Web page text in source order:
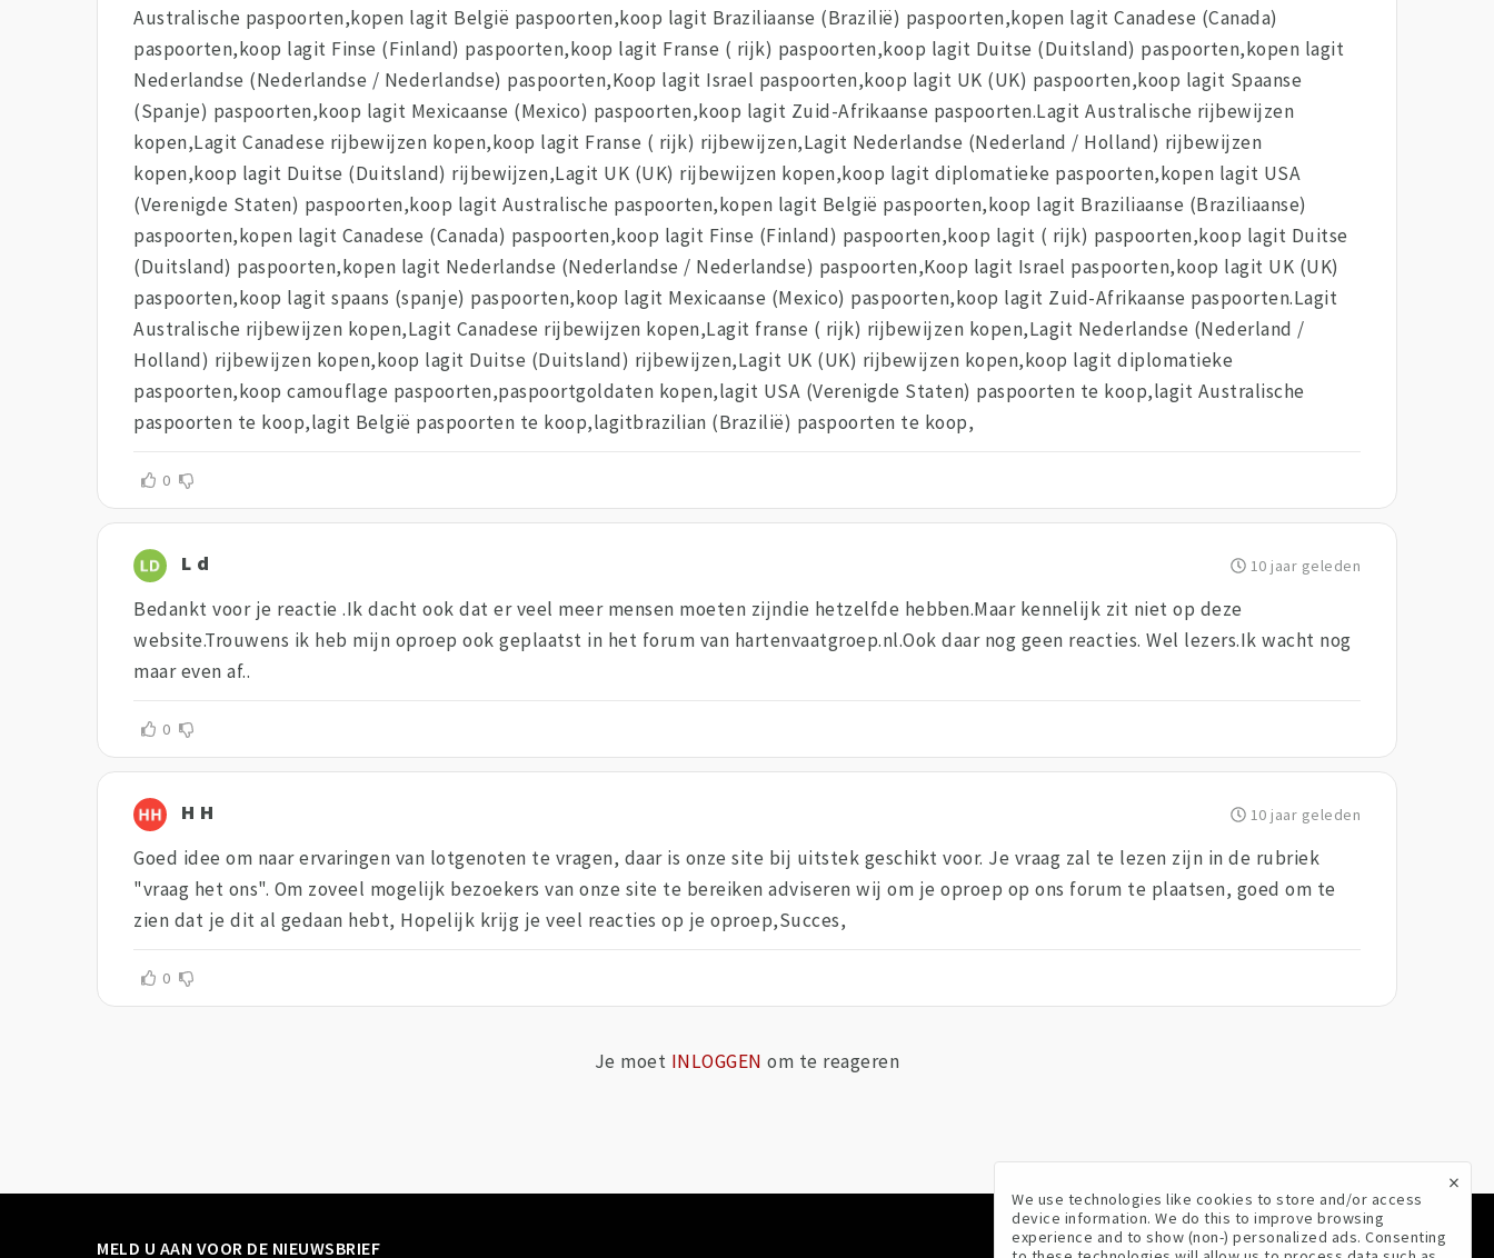
Australische paspoorten,kopen lagit België paspoorten,koop lagit Braziliaanse (Brazilië) paspoorten,kopen lagit Canadese (Canada)
paspoorten,koop lagit Finse (Finland) paspoorten,koop lagit Franse ( rijk) paspoorten,koop lagit Duitse (Duitsland) paspoorten,kopen lagit
Nederlandse (Nederlandse / Nederlandse) paspoorten,Koop lagit Israel paspoorten,koop lagit UK (UK) paspoorten,koop lagit Spaanse
(Spanje) paspoorten,koop lagit Mexicaanse (Mexico) paspoorten,koop lagit Zuid-Afrikaanse paspoorten.Lagit Australische rijbewijzen
kopen,Lagit Canadese rijbewijzen kopen,koop lagit Franse ( rijk) rijbewijzen,Lagit Nederlandse (Nederland / Holland) rijbewijzen
kopen,koop lagit Duitse (Duitsland) rijbewijzen,Lagit UK (UK) rijbewijzen kopen,koop lagit diplomatieke paspoorten,kopen lagit USA
(Verenigde Staten) paspoorten,koop lagit Australische paspoorten,kopen lagit België paspoorten,koop lagit Braziliaanse (Braziliaanse)
paspoorten,kopen lagit Canadese (Canada) paspoorten,koop lagit Finse (Finland) paspoorten,koop lagit ( rijk) paspoorten,koop lagit Duitse
(Duitsland) paspoorten,kopen lagit Nederlandse (Nederlandse / Nederlandse) paspoorten,Koop lagit Israel paspoorten,koop lagit UK (UK)
paspoorten,koop lagit spaans (spanje) paspoorten,koop lagit Mexicaanse (Mexico) paspoorten,koop lagit Zuid-Afrikaanse paspoorten.Lagit
Australische rijbewijzen kopen,Lagit Canadese rijbewijzen kopen,Lagit franse ( rijk) rijbewijzen kopen,Lagit Nederlandse (Nederland /
Holland) rijbewijzen kopen,koop lagit Duitse (Duitsland) rijbewijzen,Lagit UK (UK) rijbewijzen kopen,koop lagit diplomatieke
paspoorten,koop camouflage paspoorten,paspoortgoldaten kopen,lagit USA (Verenigde Staten) paspoorten te koop,lagit Australische
paspoorten te koop,lagit België paspoorten te koop,lagitbrazilian (Brazilië) paspoorten te koop,
0
L d 10 jaar geleden
Bedankt voor je reactie .Ik dacht ook dat er veel meer mensen moeten zijndie hetzelfde hebben.Maar kennelijk zit niet op deze
website.Trouwens ik heb mijn oproep ook geplaatst in het forum van hartenvaatgroep.nl.Ook daar nog geen reacties. Wel lezers.Ik wacht nog
maar even af..
0
H H 10 jaar geleden
Goed idee om naar ervaringen van lotgenoten te vragen, daar is onze site bij uitstek geschikt voor. Je vraag zal te lezen zijn in de rubriek
"vraag het ons". Om zoveel mogelijk bezoekers van onze site te bereiken adviseren wij om je oproep op ons forum te plaatsen, goed om te
zien dat je dit al gedaan hebt, Hopelijk krijg je veel reacties op je oproep,Succes,
0
Je moet INLOGGEN om te reageren
MELD U AAN VOOR DE NIEUWSBRIEF VOLG ONS
×
We use technologies like cookies to store and/or access
device information. We do this to improve browsing
experience and to show (non-) personalized ads. Consenting